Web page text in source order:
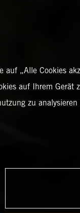
auf „Alle Cookies
auf Ihrem Gerät
zu